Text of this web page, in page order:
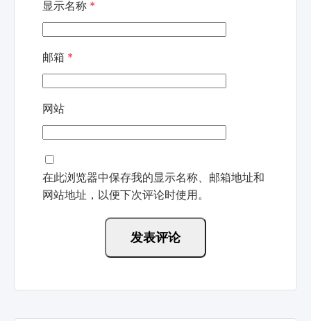
显示名称 *
邮箱 *
网站
在此浏览器中保存我的显示名称、邮箱地址和
网站地址，以便下次评论时使用。